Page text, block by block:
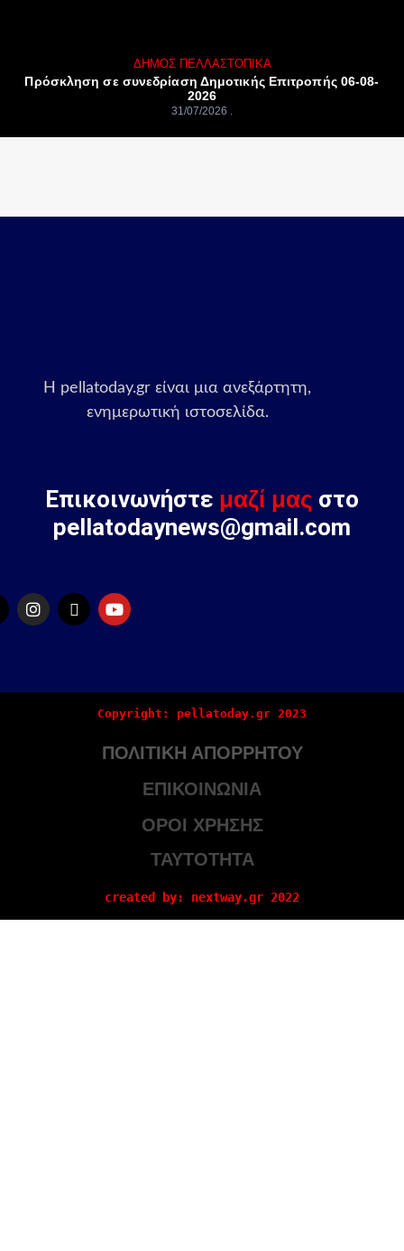
ΔΉΜΟΣ ΠΈΛΛΑΣΤΟΠΙΚΆ
Πρόσκληση σε συνεδρίαση Δημοτικής Επιτροπής 06-08-
2026
31/07/2026
Η pellatoday.gr είναι μια ανεξάρτητη,
ενημερωτική ιστοσελίδα.
Επικοινωνήστε μαζί μας στο
pellatodaynews@gmail.com
Copyright: pellatoday.gr 2023
ΠΟΛΙΤΙΚΗ ΑΠΟΡΡΗΤΟΥ
ΕΠΙΚΟΙΝΩΝΙΑ
ΟΡΟΙ ΧΡΗΣΗΣ
ΤΑΥΤΟΤΗΤΑ
created by: nextway.gr 2022